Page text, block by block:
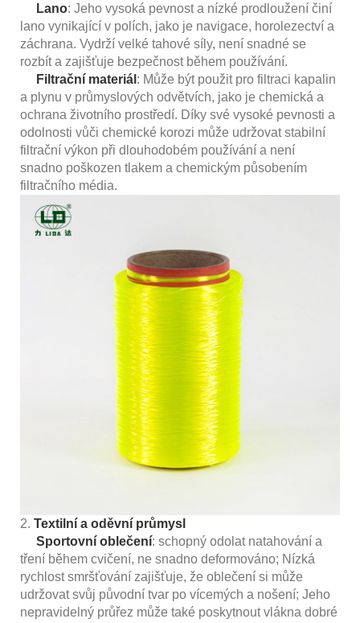
Lano: Jeho vysoká pevnost a nízké prodloužení činí
lano vynikající v polích, jako je navigace, horolezectví a
záchrana. Vydrží velké tahové síly, není snadné se
rozbít a zajišťuje bezpečnost během používání.
Filtrační materiál : Může být použit pro filtraci kapalin
a plynu v průmyslových odvětvích, jako je chemická a
ochrana životního prostředí. Díky své vysoké pevnosti a
odolnosti vůči chemické korozi může udržovat stabilní
filtrační výkon při dlouhodobém používání a není
snadno poškozen tlakem a chemickým působením
filtračního média.
2. Textilní a oděvní průmysl
Sportovní oblečení: schopný odolat natahování a
tření během cvičení, ne snadno deformováno; Nízká
rychlost smršťování zajišťuje, že oblečení si může
udržovat svůj původní tvar po vícemých a nošení; Jeho
nepravidelný průřez může také poskytnout vlákna dobré